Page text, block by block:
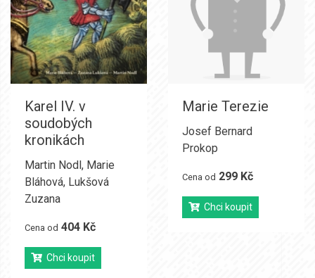
Karel IV. v
soudobých
kronikách
Martin Nodl, Marie
Bláhová, Lukšová
Zuzana
Cena od 404 Kč
Chci koupit
Marie Terezie
Josef Bernard
Prokop
Cena od 299 Kč
Chci koupit